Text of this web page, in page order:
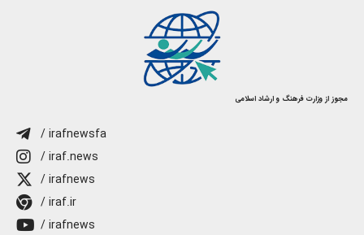
مجوز از وزارت فرهنگ و ارشاد اسلامی
/ irafnewsfa
/ iraf.news
/ irafnews
/ iraf.ir
/ irafnews